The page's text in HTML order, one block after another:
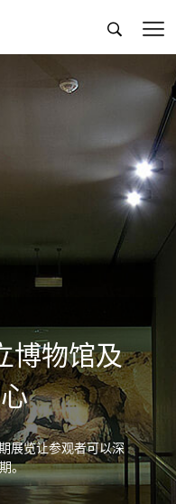
 
博物馆及
展览让参观者可以深
。